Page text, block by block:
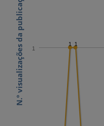
N.º visualizações da publicação 1 1
1